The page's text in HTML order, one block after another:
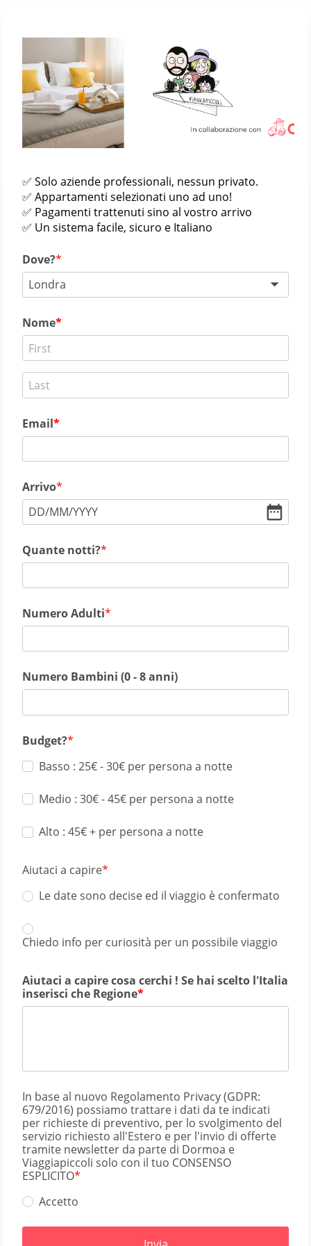
✅ Solo aziende professionali, nessun privato.
✅ Appartamenti selezionati uno ad uno!
✅ Pagamenti trattenuti sino al vostro arrivo
✅ Un sistema facile, sicuro e Italiano
Dove?
Londra
Nome
Email
Arrivo
DD/MM/YYYY
Quante notti?
Numero Adulti
Numero Bambini (0 - 8 anni)
Budget?
Basso : 25€ - 30€ per persona a notte
Medio : 30€ - 45€ per persona a notte
Alto : 45€ + per persona a notte
Aiutaci a capire
Le date sono decise ed il viaggio è confermato
Chiedo info per curiosità per un possibile viaggio
Aiutaci a capire cosa cerchi ! Se hai scelto l'Italia
inserisci che Regione
In base al nuovo Regolamento Privacy (GDPR:
679/2016) possiamo trattare i dati da te indicati
per richieste di preventivo, per lo svolgimento del
servizio richiesto all'Estero e per l'invio di offerte
tramite newsletter da parte di Dormoa e
Viaggiapiccoli solo con il tuo CONSENSO
ESPLICITO
Accetto